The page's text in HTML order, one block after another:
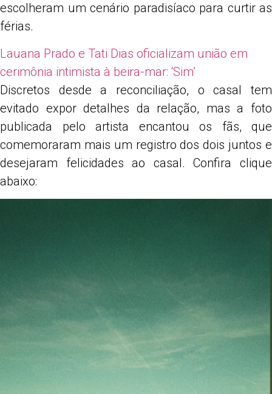
escolheram um cenário paradisíaco para curtir as
férias.
Lauana Prado e Tati Dias oficializam união em
cerimônia intimista à beira-mar: ‘Sim’
Discretos desde a reconciliação, o casal tem
evitado expor detalhes da relação, mas a foto
publicada pelo artista encantou os fãs, que
comemoraram mais um registro dos dois juntos e
desejaram felicidades ao casal. Confira clique
abaixo: